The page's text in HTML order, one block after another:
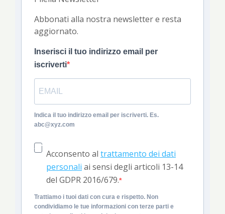
Abbonati alla nostra newsletter e resta
aggiornato.
Inserisci il tuo indirizzo email per
iscriverti
Indica il tuo indirizzo email per iscriverti. Es.
abc@xyz.com
Acconsento al trattamento dei dati
personali ai sensi degli articoli 13-14
del GDPR 2016/679.
Trattiamo i tuoi dati con cura e rispetto. Non
condividiamo le tue informazioni con terze parti e